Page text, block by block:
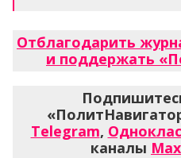
Отблагодарить
и поддержать
Telegram,
каналы Max